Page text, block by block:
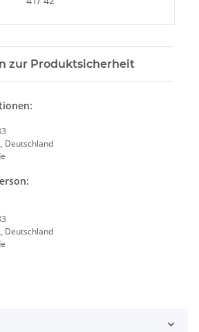
zur Produktsicherheit
Deutschland
Deutschland